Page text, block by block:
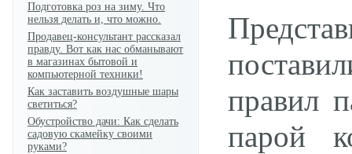
Подготовка роз на зиму. Что
нельзя делать и, что можно.
Продавец-консультант рассказал
правду. Вот как нас обманывают
в магазинах бытовой и
компьютерной техники!
Как заставить воздушные шары
светиться?
Обустройство дачи: Как сделать
садовую скамейку своими
руками?
правил
парой